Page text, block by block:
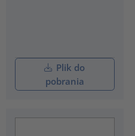
Plik do
pobrania